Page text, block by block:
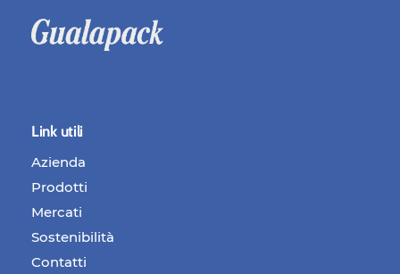
Link utili
Azienda
Prodotti
Mercati
Sostenibilità
Contatti